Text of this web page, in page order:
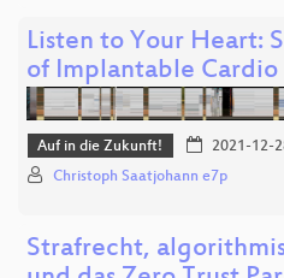
Listen to Your Heart:
of Implantable Cardio
Auf in die Zukunft! 2021-12-
Christoph Saatjohann e7p
Strafrecht,